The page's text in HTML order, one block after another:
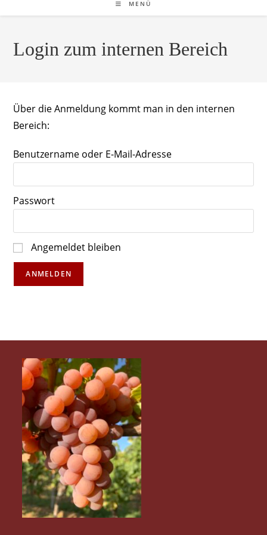
MENÜ
Login zum internen Bereich
Über die Anmeldung kommt man in den internen
Bereich:
Benutzername oder E-Mail-Adresse
Passwort
Angemeldet bleiben